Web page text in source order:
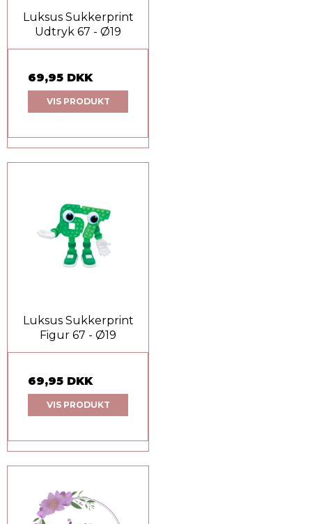
Luksus Sukkerprint
Udtryk 67 - Ø19
69,95 DKK
VIS PRODUKT
Luksus Sukkerprint
Figur 67 - Ø19
69,95 DKK
VIS PRODUKT